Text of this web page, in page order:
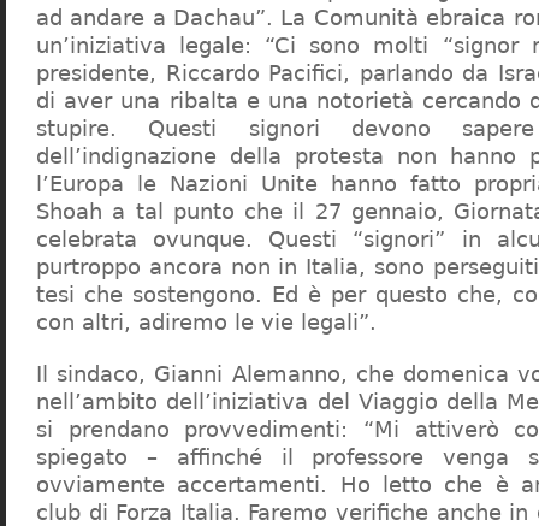
ad andare a Dachau”. La Comunità ebraica
un’iniziativa legale: “Ci sono molti “signor
presidente, Riccardo Pacifici, parlando da
di aver una ribalta e una notorietà cercando
stupire. Questi signori devono
dell’indignazione della protesta non hanno
l’Europa le Nazioni Unite hanno fatto
Shoah a tal punto che il 27 gennaio,
celebrata ovunque. Questi “signori” in
purtroppo ancora non in Italia, sono
tesi che sostengono. Ed è per questo che,
con altri, adiremo le vie legali”.
Il sindaco, Gianni Alemanno, che domenica
nell’ambito dell’iniziativa del Viaggio della
si prendano provvedimenti: “Mi attiverò
spiegato – affinché il professore venga
ovviamente accertamenti. Ho letto che è
club di Forza Italia. Faremo verifiche anche in